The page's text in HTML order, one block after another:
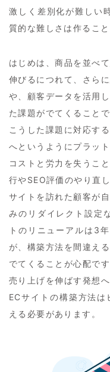
激しく差別化が難しい
質的な難しさは作るこ
はじめは、商品を並べ
伸びるにつれて、さら
や、顧客データを活用
た課題がでてくること
こうした課題に対応す
へというようにプラッ
コストと労力を失うこ
行やSEO評価のやり直
サイトを訪れた顧客が
みのリダイレクト設定
トのリニューアルは3
が、構築方法を間違え
でてくることが心配で
売り上げを伸ばす発想
ECサイトの構築方法
える必要があります。